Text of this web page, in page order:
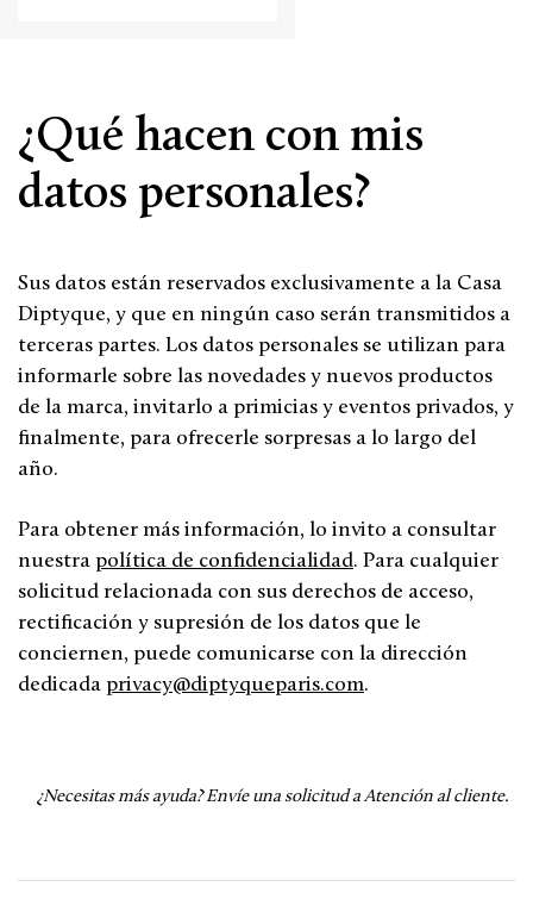
¿Qué hacen con mis
datos personales?
Sus datos están reservados exclusivamente a la Casa
Diptyque, y que en ningún caso serán transmitidos a
terceras partes. Los datos personales se utilizan para
informarle sobre las novedades y nuevos productos
de la marca, invitarlo a primicias y eventos privados, y
finalmente, para ofrecerle sorpresas a lo largo del
año.
Para obtener más información, lo invito a consultar
nuestrapolítica de confidencialidad. Para cualquier
solicitud relacionada con sus derechos de acceso,
rectificación y supresión de los datos que le
conciernen, puede comunicarse con la dirección
dedicadaprivacy@diptyqueparis.com.
¿Necesitas más ayuda?Envíe una solicitud a Atención al cliente.